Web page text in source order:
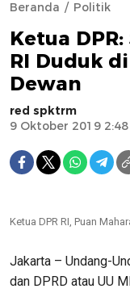
Beranda Politik
Ketua
RI Duduk
Dewan
red spktrm
9 Oktober 2019 2:48
Ketua DPR RI, Puan
Jakarta – Undang-
dan DPRD atau UU